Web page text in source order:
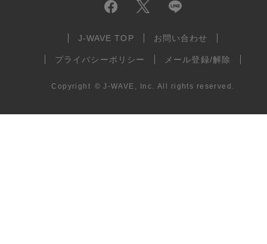
J-WAVE TOP お問い合わせ
プライバシーポリシー メール登録/解除
Copyright © J-WAVE, Inc. All rights reserved.